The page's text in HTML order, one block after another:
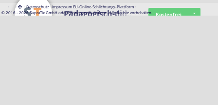
Pädagogisch-did… Kostenfrei
· · ·Datenschutz·Impressum EU-Online-Schlichtungs-Plattform·
© 2016 - 2026 SupraTix GmbH oder Partnergesellschaften - Alle Rechte vorbehalten.